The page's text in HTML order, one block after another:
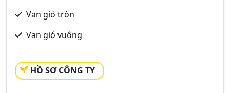
Van gió tròn
Van gió vuông
HỒ SƠ CÔNG TY